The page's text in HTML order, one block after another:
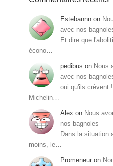
Estebannn on
avec nos
Et dire que
écono…
pedibus on Nous
avec nos
oui qu'ils crèvent
Michelin…
Alex on Nous
nos bagnoles
Dans la situation
moins, le…
Promeneur on